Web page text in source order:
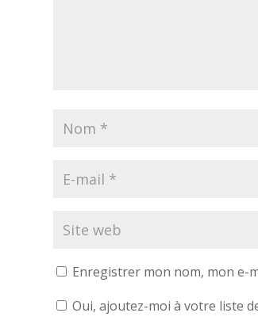
Enregistrer mon nom, mon e-
Oui, ajoutez-moi à votre liste